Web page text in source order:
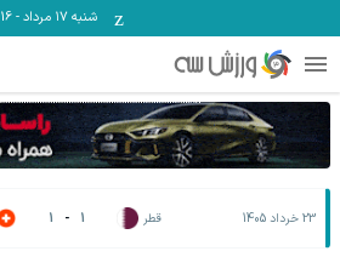
شنبه ۱۷ مرداد -
23 خرداد 1405 قطر 1
-
1